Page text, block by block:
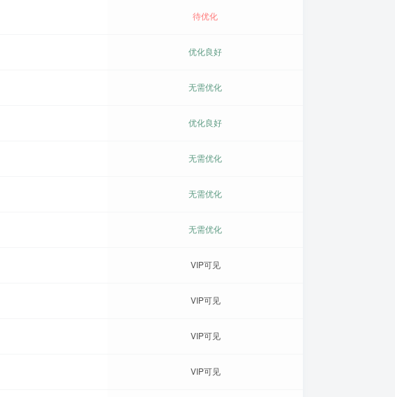
待优化
优化良好
无需优化
优化良好
无需优化
无需优化
无需优化
VIP可见
VIP可见
VIP可见
VIP可见